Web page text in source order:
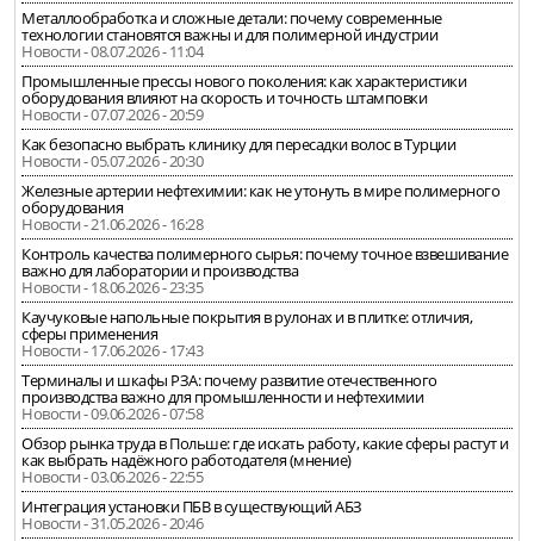
Металлообработка и сложные детали: почему современные
технологии становятся важны и для полимерной индустрии
Новости - 08.07.2026 - 11:04
Промышленные прессы нового поколения: как характеристики
оборудования влияют на скорость и точность штамповки
Новости - 07.07.2026 - 20:59
Как безопасно выбрать клинику для пересадки волос в Турции
Новости - 05.07.2026 - 20:30
Железные артерии нефтехимии: как не утонуть в мире полимерного
оборудования
Новости - 21.06.2026 - 16:28
Контроль качества полимерного сырья: почему точное взвешивание
важно для лаборатории и производства
Новости - 18.06.2026 - 23:35
Каучуковые напольные покрытия в рулонах и в плитке: отличия,
сферы применения
Новости - 17.06.2026 - 17:43
Терминалы и шкафы РЗА: почему развитие отечественного
производства важно для промышленности и нефтехимии
Новости - 09.06.2026 - 07:58
Обзор рынка труда в Польше: где искать работу, какие сферы растут и
как выбрать надёжного работодателя (мнение)
Новости - 03.06.2026 - 22:55
Интеграция установки ПБВ в существующий АБЗ
Новости - 31.05.2026 - 20:46